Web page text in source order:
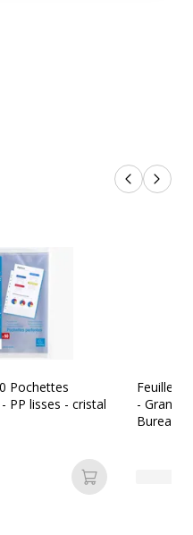
Produits
Pochettes
PP lisses - cristal
Ajouter au
Feuilles
- Grands
Bureau